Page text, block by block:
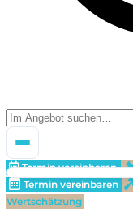
Termin vereinbaren
Termin vereinbaren
Wertschätzung